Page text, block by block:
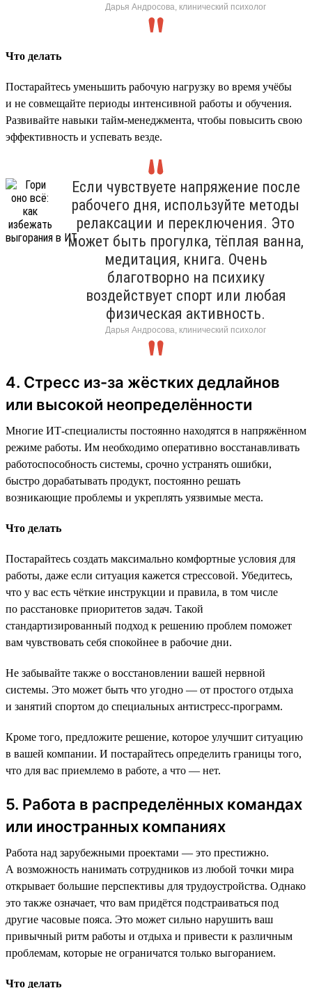
Дарья Андросова, клинический психолог
Что делать
Постарайтесь уменьшить рабочую нагрузку во время учёбы
и не совмещайте периоды интенсивной работы и обучения.
Развивайте навыки тайм-менеджмента, чтобы повысить свою
эффективность и успевать везде.
Если чувствуете напряжение после
рабочего дня, используйте методы
релаксации и переключения. Это
может быть прогулка, тёплая ванна,
медитация, книга. Очень
благотворно на психику
воздействует спорт или любая
физическая активность.
Дарья Андросова, клинический психолог
4. Стресс из-за жёстких дедлайнов
или высокой неопределённости
Многие ИТ-специалисты постоянно находятся в напряжённом
режиме работы. Им необходимо оперативно восстанавливать
работоспособность системы, срочно устранять ошибки,
быстро дорабатывать продукт, постоянно решать
возникающие проблемы и укреплять уязвимые места.
Что делать
Постарайтесь создать максимально комфортные условия для
работы, даже если ситуация кажется стрессовой. Убедитесь,
что у вас есть чёткие инструкции и правила, в том числе
по расстановке приоритетов задач. Такой
стандартизированный подход к решению проблем поможет
вам чувствовать себя спокойнее в рабочие дни.
Не забывайте также о восстановлении вашей нервной
системы. Это может быть что угодно — от простого отдыха
и занятий спортом до специальных антистресс-программ.
Кроме того, предложите решение, которое улучшит ситуацию
в вашей компании. И постарайтесь определить границы того,
что для вас приемлемо в работе, а что — нет.
5. Работа в распределённых командах
или иностранных компаниях
Работа над зарубежными проектами — это престижно.
А возможность нанимать сотрудников из любой точки мира
открывает большие перспективы для трудоустройства. Однако
это также означает, что вам придётся подстраиваться под
другие часовые пояса. Это может сильно нарушить ваш
привычный ритм работы и отдыха и привести к различным
проблемам, которые не ограничатся только выгоранием.
Что делать